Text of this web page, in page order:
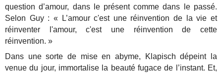
question d’amour, dans le présent comme dans le passé.
Selon Guy : « L’amour c'est une réinvention de la vie et
réinventer l'amour, c'est une réinvention de cette
réinvention. »
Dans une sorte de mise en abyme, Klapisch dépeint la
venue du jour, immortalise la beauté fugace de l’instant. Et,